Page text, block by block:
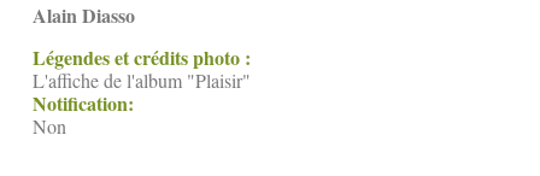
Alain Diasso
Légendes et crédits photo :
L'affiche de l'album "Plaisir"
Notification:
Non